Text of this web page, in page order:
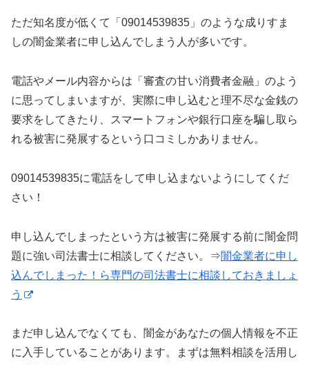
ただ知名度が低くて「09014539835」のような成りすま
しの闇金業者に申し込んでしまう人が多いです。
電話やメール内容からは「審査の甘い消費者金融」のよう
に思ってしまいますが、実際に申し込むと理不尽な金銭の
要求をしてきたり、スマートフォンや銀行口座を騙し取ら
れる被害に発展するという口コミしかありません。
09014539835に電話をして申し込まないようにしてくだ
さい！
申し込んでしまったという方は被害に発展する前に闇金問
題に強い司法書士に相談してください。⇒闇金業者に申し
込んでしまった！ら専門の司法書士に相談しておきましょ
う
まだ申し込んでなくても、闇金があなたの個人情報を不正
に入手していることがあります。まずは無料相談を活用し